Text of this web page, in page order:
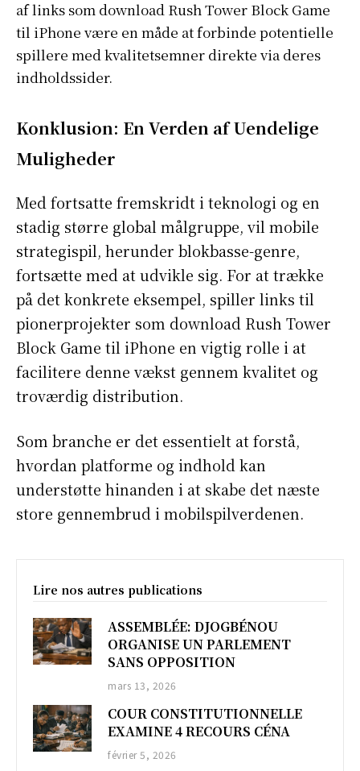
S'ABONNER
Info Du Net
S’abonner pour plus de contenus
Mon compte
Plan du site
Afrique
Amériques
Europe
Asie
af links som download Rush Tower Block Game
til iPhone være en måde at forbinde potentielle
spillere med kvalitetsemner direkte via deres
indholdssider.
Konklusion: En Verden af Uendelige
Muligheder
Med fortsatte fremskridt i teknologi og en
stadig større global målgruppe, vil mobile
strategispil, herunder blokbasse-genre,
fortsætte med at udvikle sig. For at trække
på det konkrete eksempel, spiller links til
pionerprojekter som download Rush Tower
Block Game til iPhone en vigtig rolle i at
facilitere denne vækst gennem kvalitet og
troværdig distribution.
Som branche er det essentielt at forstå,
hvordan platforme og indhold kan
understøtte hinanden i at skabe det næste
store gennembrud i mobilspilverdenen.
Lire nos autres publications
ASSEMBLÉE: DJOGBÉNOU
ORGANISE UN PARLEMENT
SANS OPPOSITION
mars 13, 2026
COUR CONSTITUTIONNELLE
EXAMINE 4 RECOURS CÉNA
février 5, 2026